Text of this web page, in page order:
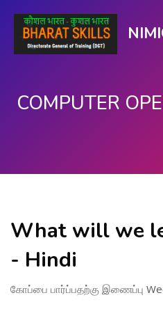
What will we
- Hindi
கோப்பை பார்ப்பதற்கு இணைப்பு